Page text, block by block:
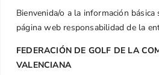
Bienvenida/o a la información
página web responsabilidad de la
FEDERACIÓN DE GOLF DE LA
VALENCIANA